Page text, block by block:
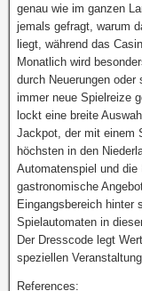
genau wie im ganzen
jemals gefragt, warum
liegt, während das
Monatlich wird
durch Neuerungen
immer neue Spielreize
lockt eine breite
Jackpot, der mit einem
höchsten in den
Automatenspiel und
gastronomische
Eingangsbereich hinter
Spielautomaten in
Der Dresscode legt
speziellen
References: